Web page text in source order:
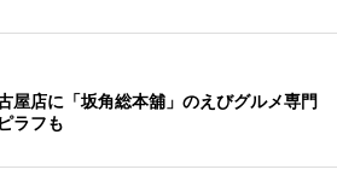
屋店に「坂角総本舖」のえびグルメ専門
ラフも